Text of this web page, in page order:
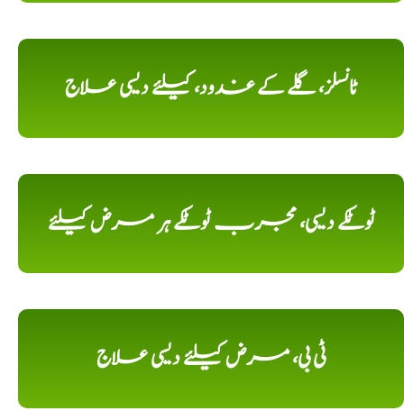
ٹانسلز، گلے کے غدود، کیلئے دیسی علاج
ٹوٹکے دیسی، مجرب ٹوٹکے ہر مرض کیلئے
ٹی بی، مرض کیلئے دیسی علاج